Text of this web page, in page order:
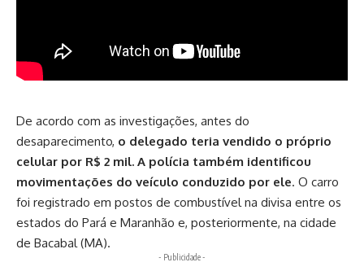
De acordo com as investigações, antes do
desaparecimento, o delegado teria vendido o próprio
celular por R$ 2 mil. A polícia também identificou
movimentações do veículo conduzido por ele. O carro
foi registrado em postos de combustível na divisa entre os
estados do Pará e Maranhão e, posteriormente, na cidade
de Bacabal (MA).
- Publicidade -